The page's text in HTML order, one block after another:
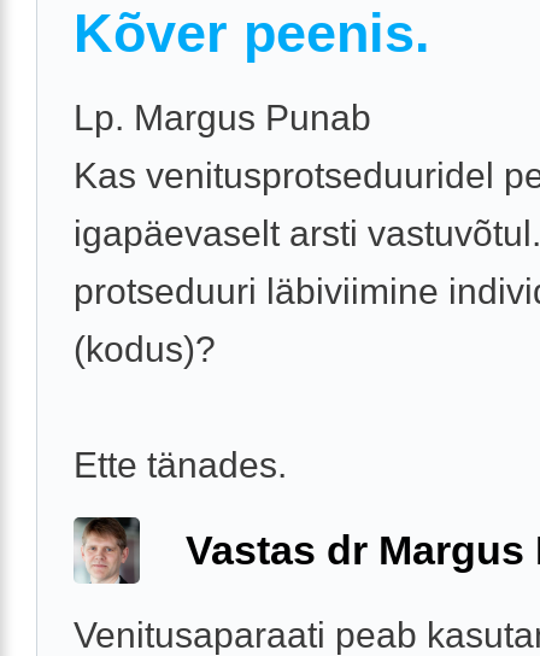
Kõver peenis.
Lp. Margus Punab
Kas venitusprotseduuridel
igapäevaselt arsti
protseduuri läbiviimine
(kodus)?
Ette tänades.
Vastas dr Margus
Venitusaparaati peab